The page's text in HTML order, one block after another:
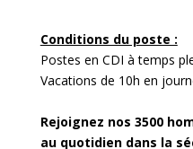
Conditions du poste :
Postes en CDI à temps
Vacations de 10h en
Rejoignez nos 3500
au quotidien dans la